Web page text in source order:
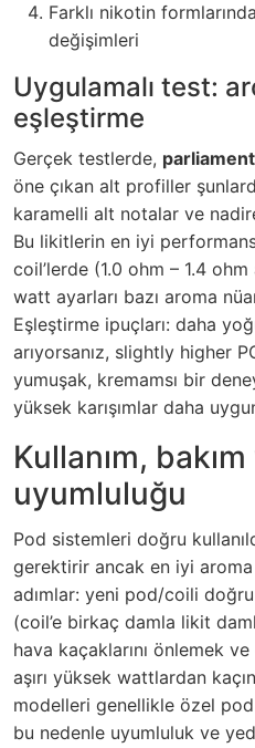
Farklı nikotin
değişimleri
Uygulamalı test:
eşleştirme
Gerçek testlerde,
öne çıkan alt profiller
karamelli alt notalar ve
Bu likitlerin en iyi
coil’lerde (1.0 ohm – 1.4
watt ayarları bazı aroma
Eşleştirme ipuçları: daha
arıyorsanız, slightly higher
yumuşak, kremamsı bir
yüksek karışımlar daha
Kullanım,
uyumluluğu
Pod sistemleri doğru
gerektirir ancak en iyi
adımlar: yeni pod/coili
(coil’e birkaç damla likit
hava kaçaklarını önlemek
aşırı yüksek wattlardan
modelleri genellikle özel
bu nedenle uyumluluk ve